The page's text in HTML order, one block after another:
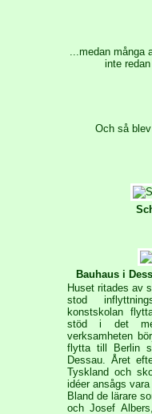
...medan många
inte
Och så
Bauhaus i
Huset ritades av
stod
konstskolan
stöd i det
verksamheten
flytta till Berlin
Dessau. Året
Tyskland och
idéer ansågs
Bland de lärare
och Josef